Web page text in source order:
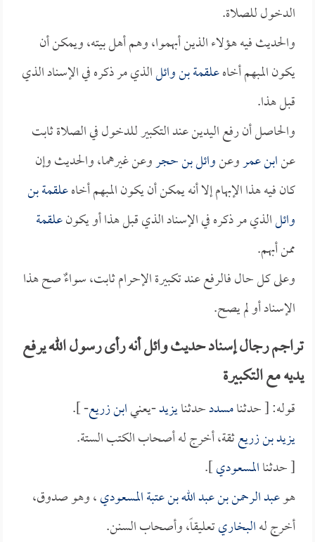
الدخول للصلاة.
والحديث فيه هؤلاء الذين أبهموا، وهم أهل بيته، ويمكن أن
يكون المبهم أخاهعلقمة بن وائلالذي مر ذكره في الإسناد الذي
قبل هذا.
والحاصل أن رفع اليدين عند التكبير للدخول في الصلاة ثابت
عنابن عمروعنوائل بن حجروعن غيرهما، والحديث وإن
كان فيه هذا الإبهام إلا أنه يمكن أن يكون المبهم أخاهعلقمة بن
وائلالذي مر ذكره في الإسناد الذي قبل هذا أو يكونعلقمة
ممن أبهم.
وعلى كل حال فالرفع عند تكبيرة الإحرام ثابت، سواءٌ صح هذا
الإسناد أو لم يصح.
تراجم رجال إسناد حديث وائل أنه رأى رسول الله يرفع
يديه مع التكبيرة
قوله: [ حدثنامسددحدثنايزيد-يعنيابن زريع- ].
يزيد بن زريعثقة، أخرج له أصحاب الكتب الستة.
[ حدثناالمسعودي].
هوعبد الرحمن بن عبد الله بن عتبة المسعودي، وهو صدوق،
أخرج لهالبخاريتعليقاً، وأصحاب السنن.